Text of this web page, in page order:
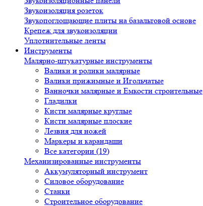
Звукоизоляция розеток
Звукопоглощающие плиты на базальтовой основе
Крепеж для звукоизоляции
Уплотнительные ленты
Инструменты
Малярно-штукатурные инструменты
Валики и ролики малярные
Валики прижимные и Игольчатые
Ванночки малярные и Емкости строительные
Гладилки
Кисти малярные круглые
Кисти малярные плоские
Лезвия для ножей
Маркеры и карандаши
Все категории (19)
Механизированные инструменты
Аккумуляторный инструмент
Силовое оборудование
Станки
Строительное оборудование